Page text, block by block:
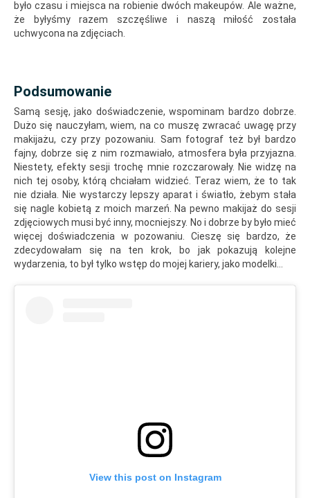
było czasu i miejsca na robienie dwóch makeupów. Ale ważne,
że byłyśmy razem szczęśliwe i naszą miłość została
uchwycona na zdjęciach.
Podsumowanie
Samą sesję, jako doświadczenie, wspominam bardzo dobrze.
Dużo się nauczyłam, wiem, na co muszę zwracać uwagę przy
makijażu, czy przy pozowaniu. Sam fotograf też był bardzo
fajny, dobrze się z nim rozmawiało, atmosfera była przyjazna.
Niestety, efekty sesji trochę mnie rozczarowały. Nie widzę na
nich tej osoby, którą chciałam widzieć. Teraz wiem, że to tak
nie działa. Nie wystarczy lepszy aparat i światło, żebym stała
się nagle kobietą z moich marzeń. Na pewno makijaż do sesji
zdjęciowych musi być inny, mocniejszy. No i dobrze by było mieć
więcej doświadczenia w pozowaniu. Cieszę się bardzo, że
zdecydowałam się na ten krok, bo jak pokazują kolejne
wydarzenia, to był tylko wstęp do mojej kariery, jako modelki…
View this post on Instagram